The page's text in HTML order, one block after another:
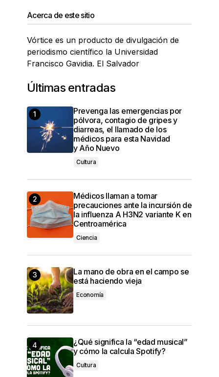
Acerca de este sitio
Vórtice es un producto de divulgación de
periodismo científico la Universidad
Francisco Gavidia. El Salvador
Últimas entradas
Prevenga las emergencias por
pólvora, contagio de gripes y
diarreas, el llamado de los
médicos para esta Navidad
y Año Nuevo
Cultura
Médicos llaman a tomar
precauciones ante la incursión de
la influenza A H3N2 variante K en
Centroamérica
Ciencia
La mano de obra en el campo se
está haciendo vieja
Economía
¿Qué significa la “edad musical”
y cómo la calcula Spotify?
Cultura